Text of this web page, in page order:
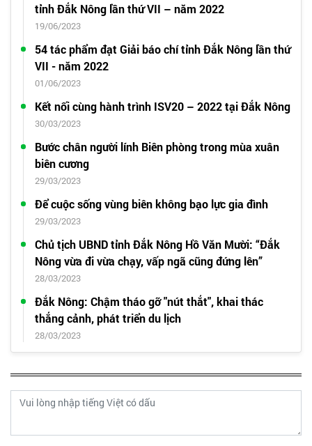
tỉnh Đắk Nông lần thứ VII – năm 2022
19/06/2023
54 tác phẩm đạt Giải báo chí tỉnh Đắk Nông lần thứ
VII - năm 2022
01/06/2023
Kết nối cùng hành trình ISV20 – 2022 tại Đắk Nông
30/03/2023
Bước chân người lính Biên phòng trong mùa xuân
biên cương
29/03/2023
Để cuộc sống vùng biên không bạo lực gia đình
29/03/2023
Chủ tịch UBND tỉnh Đắk Nông Hồ Văn Mười: “Đắk
Nông vừa đi vừa chạy, vấp ngã cũng đứng lên”
28/03/2023
Đắk Nông: Chậm tháo gỡ "nút thắt", khai thác
thắng cảnh, phát triển du lịch
28/03/2023